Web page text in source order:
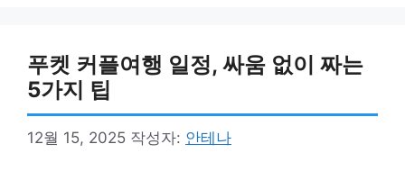
푸켓 커플여행 일정, 싸움 없이 짜는
5가지 팁
12월 15, 2025 작성자: 안테나